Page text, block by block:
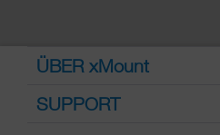
ÜBER xMount
SUPPORT